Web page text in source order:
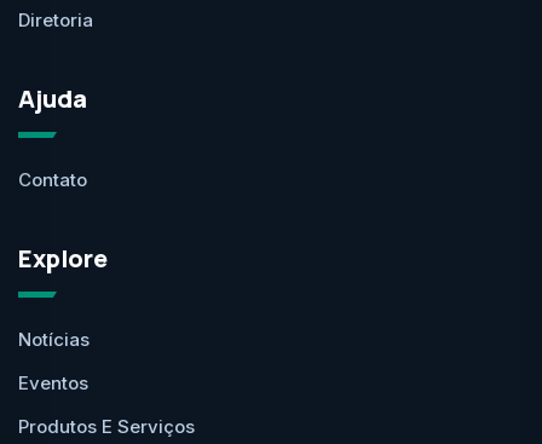
Diretoria
Ajuda
Contato
Explore
Notícias
Eventos
Produtos E Serviços